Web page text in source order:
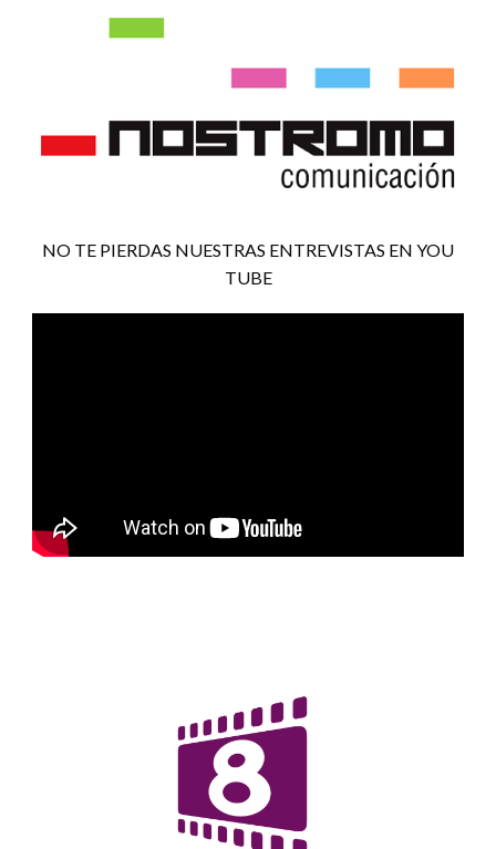
NO TE PIERDAS NUESTRAS ENTREVISTAS EN YOU
TUBE